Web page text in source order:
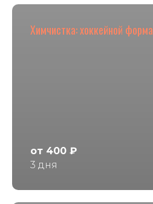
Химчистка: хоккейной форма
от 400 ₽
3 дня